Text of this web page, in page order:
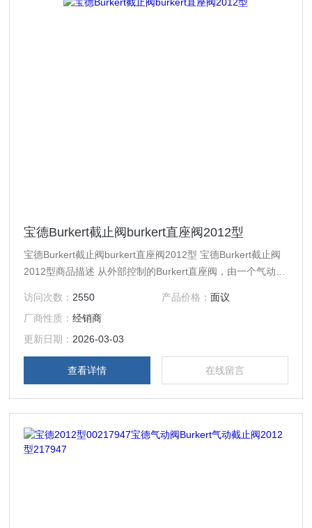
宝德Burkert截止阀burkert直座阀2012型
宝德Burkert截止阀burkert直座阀2012型 宝德Burkert截止阀
2012型商品描述 从外部控制的Burkert直座阀，由一个气动的
气动截止阀执行机构以 PA 或适合特殊运行条件的 PPS 材料
制成。可靠的、能够自动调整的压盖确保了高密封性。在这种
免维护的坚固Burkert阀门上，可以加装各种用于显示位置、
行程限位器
访问次数： 2550 产品价格： 面议
厂商性质：经销商
更新日期： 2026-03-03
查看详情 在线留言